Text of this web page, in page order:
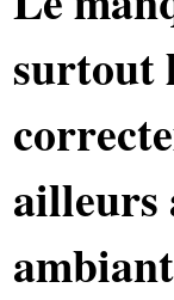
surtout
ailleurs